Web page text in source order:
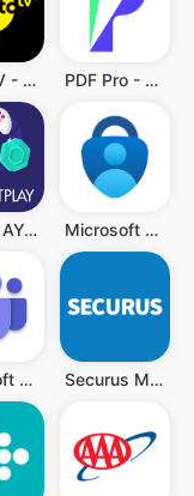
Pluto TV - TV, Filme & Serien PDF Pro - Reader & Maker
MISTPLAY: Spiele für Belohnung Microsoft Authenticator
Microsoft Teams Securus Mobile